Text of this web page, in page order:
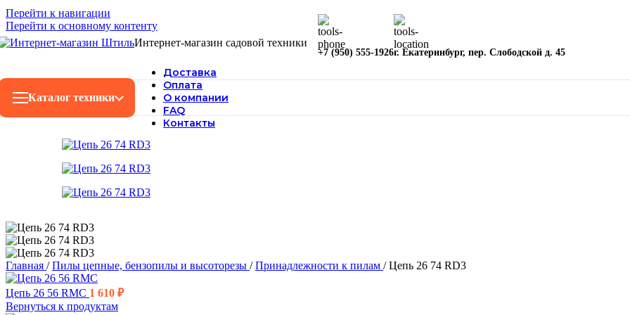
Перейти к навигации
Перейти к основному контенту
Интернет-магазин садовой техники
+7 (950) 555-1926г. Екатеринбург, пер. Слободской д. 45
Каталог техники
Доставка
Оплата
О компании
FAQ
Контакты
Главная / Пилы цепные, бензопилы и высоторезы / Принадлежности к пилам / Цепь 26 74 RD3
Цепь 26 56 RMC 1 610 ₽
Вернуться к продуктам